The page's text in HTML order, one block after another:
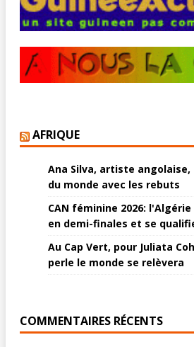
AFRIQUE
Ana Silva, artiste
du monde avec les rebuts
CAN féminine 2026:
en demi-finales et se
Au Cap Vert, pour Juliata
perle le monde se relèvera
COMMENTAIRES RÉCENTS